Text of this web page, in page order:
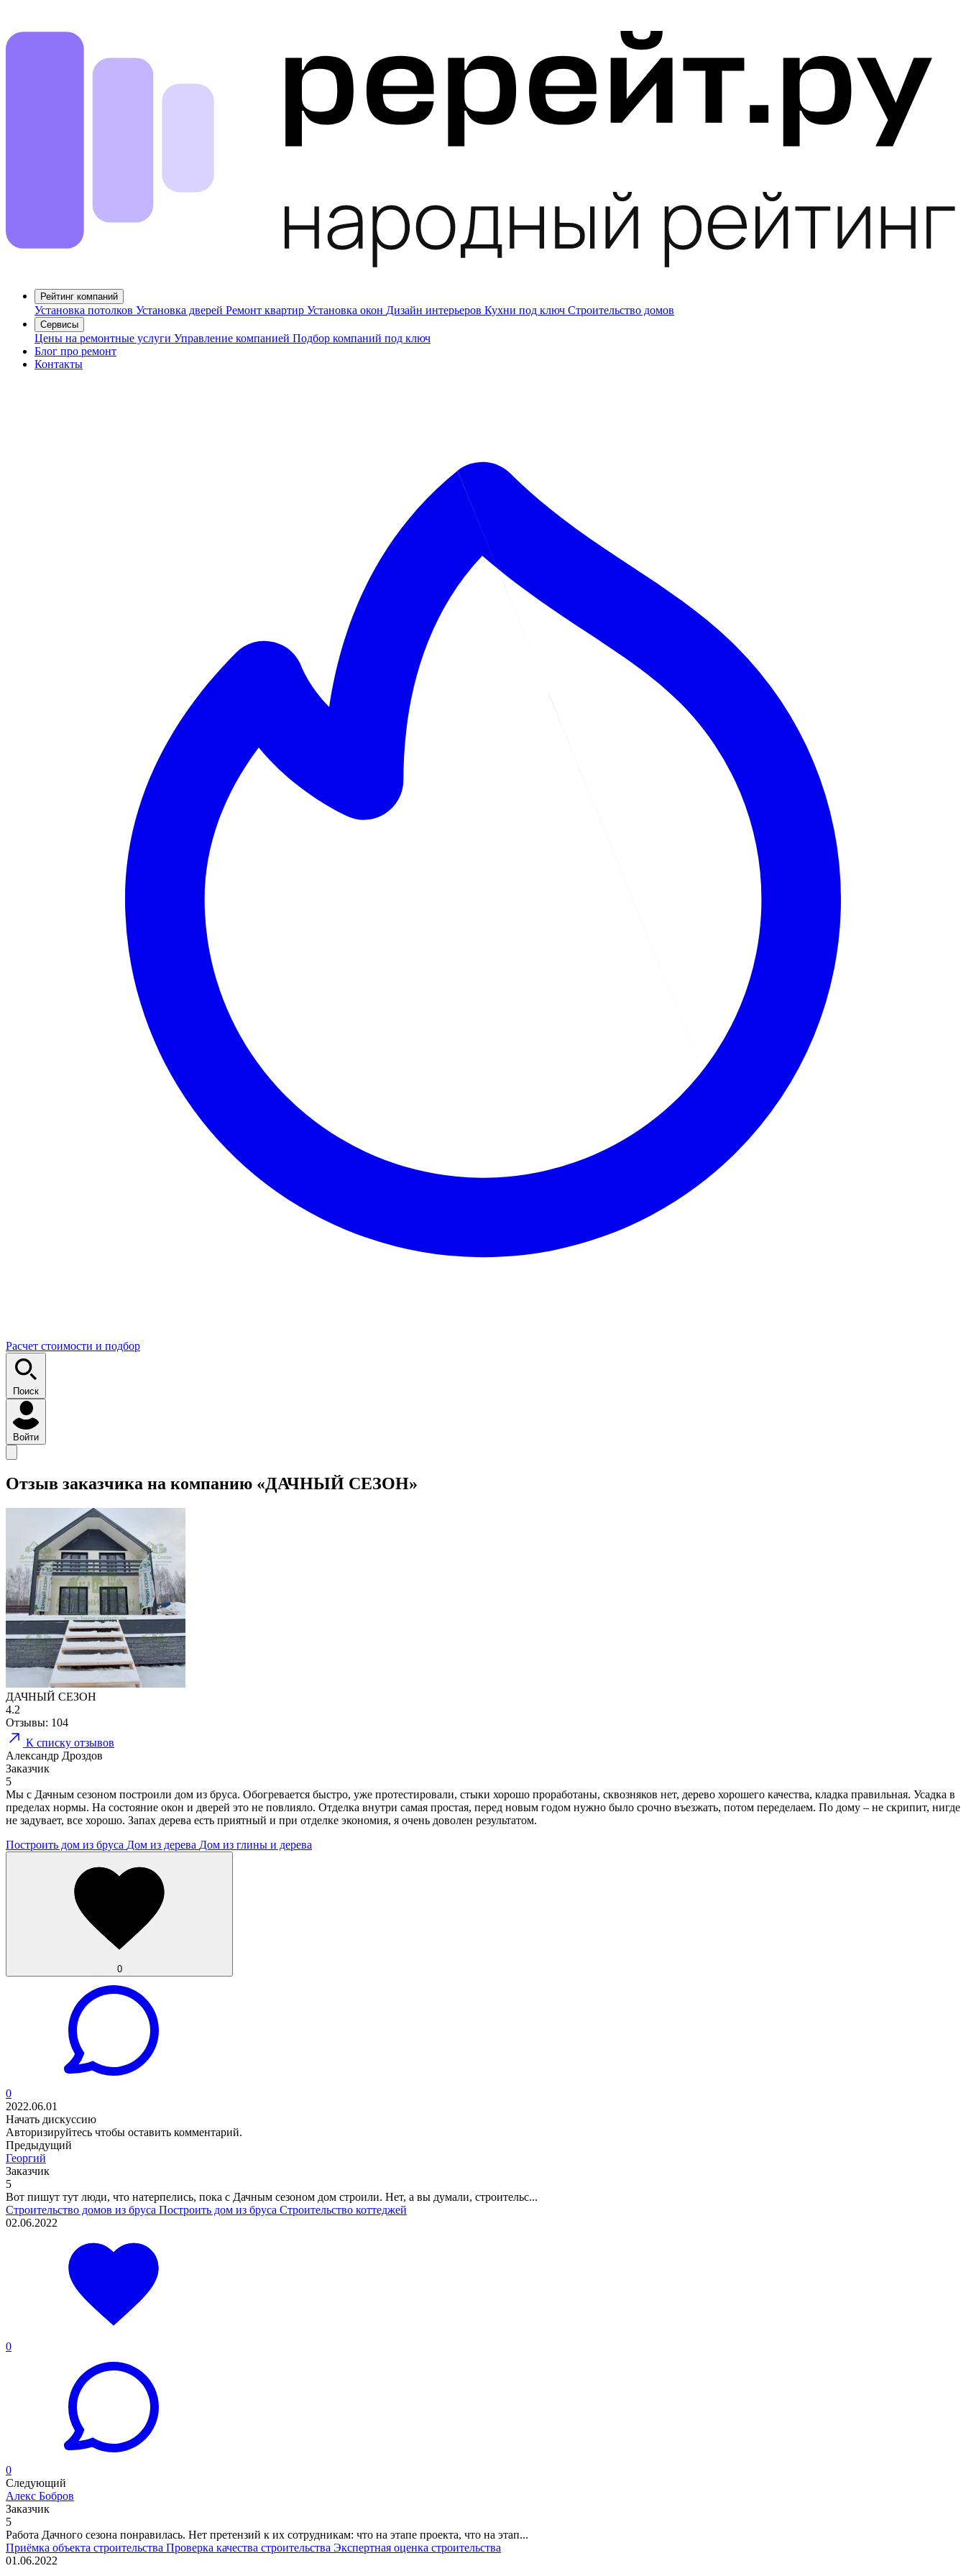
Рейтинг компаний
Установка потолков Установка дверей Ремонт квартир Установка окон Дизайн интерьеров Кухни под ключ Строительство домов
Сервисы
Цены на ремонтные услуги Управление компанией Подбор компаний под ключ
Блог про ремонт
Контакты
Расчет стоимости и подбор
Поиск
Войти
Отзыв заказчика на компанию «ДАЧНЫЙ СЕЗОН»
ДАЧНЫЙ СЕЗОН
4.2
Отзывы: 104
К списку отзывов
Александр Дроздов
Заказчик
5
Мы с Дачным сезоном построили дом из бруса. Обогревается быстро, уже протестировали, стыки хорошо проработаны, сквозняков нет, дерево хорошего качества, кладка правильная. Усадка в
пределах нормы. На состояние окон и дверей это не повлияло. Отделка внутри самая простая, перед новым годом нужно было срочно въезжать, потом переделаем. По дому – не скрипит, нигде
не задувает, все хорошо. Запах дерева есть приятный и при отделке экономия, я очень доволен результатом.
Построить дом из бруса Дом из дерева Дом из глины и дерева
0
0
2022.06.01
Начать дискуссию
Авторизируйтесь чтобы оставить комментарий.
Предыдущий
Георгий
Заказчик
5
Вот пишут тут люди, что натерпелись, пока с Дачным сезоном дом строили. Нет, а вы думали, строительс...
Строительство домов из бруса Построить дом из бруса Строительство коттеджей
02.06.2022
0
0
Следующий
Алекс Бобров
Заказчик
5
Работа Дачного сезона понравилась. Нет претензий к их сотрудникам: что на этапе проекта, что на этап...
Приёмка объекта строительства Проверка качества строительства Экспертная оценка строительства
01.06.2022